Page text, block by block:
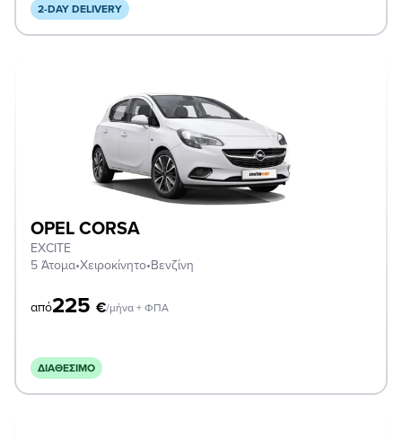
2-DAY DELIVERY
OPEL CORSA
EXCITE
5 Άτομα•Χειροκίνητο•Βενζίνη
από225 €/μήνα + ΦΠΑ
ΔΙΑΘΈΣΙΜΟ